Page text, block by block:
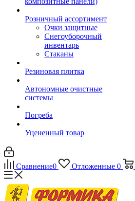
Розничный ассортимент
Очки защитные
Снегоуборочный
инвентарь
Стаканы
Резиновая плитка
Автономные очистные
системы
Погреба
Уцененный товар
Сравнение0 Отложенные 0